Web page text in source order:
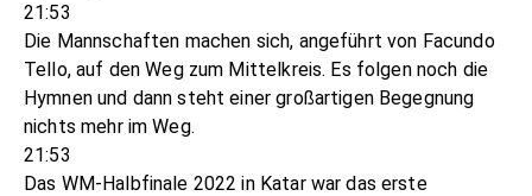
21:53
Die Mannschaften machen sich, angeführt von Facundo
Tello, auf den Weg zum Mittelkreis. Es folgen noch die
Hymnen und dann steht einer großartigen Begegnung
nichts mehr im Weg.
21:53
Das WM-Halbfinale 2022 in Katar war das erste